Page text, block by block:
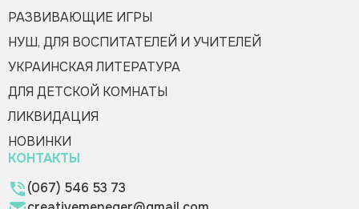
РАЗВИВАЮЩИЕ ИГРЫ
НУШ, ДЛЯ ВОСПИТАТЕЛЕЙ И УЧИТЕЛЕЙ
УКРАИНСКАЯ ЛИТЕРАТУРА
ДЛЯ ДЕТСКОЙ КОМНАТЫ
ЛИКВИДАЦИЯ
НОВИНКИ
КОНТАКТЫ
(067) 546 53 73